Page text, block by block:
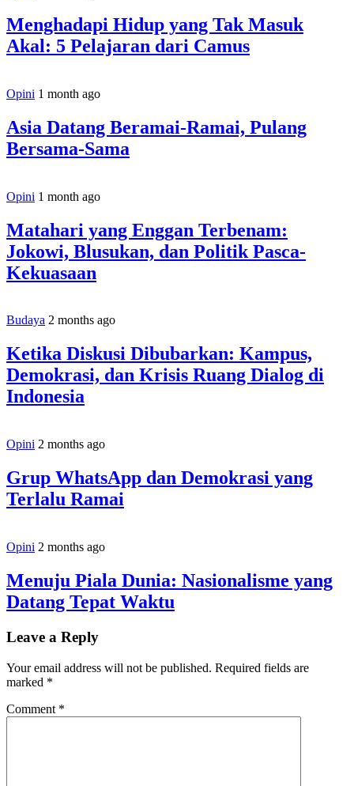
Menghadapi Hidup yang Tak Masuk
Akal: 5 Pelajaran dari Camus
Opini 1 month ago
Asia Datang Beramai-Ramai, Pulang
Bersama-Sama
Opini 1 month ago
Matahari yang Enggan Terbenam:
Jokowi, Blusukan, dan Politik Pasca-
Kekuasaan
Budaya 2 months ago
Ketika Diskusi Dibubarkan: Kampus,
Demokrasi, dan Krisis Ruang Dialog di
Indonesia
Opini 2 months ago
Grup WhatsApp dan Demokrasi yang
Terlalu Ramai
Opini 2 months ago
Menuju Piala Dunia: Nasionalisme yang
Datang Tepat Waktu
Leave a Reply
Your email address will not be published. Required fields are
marked *
Comment *